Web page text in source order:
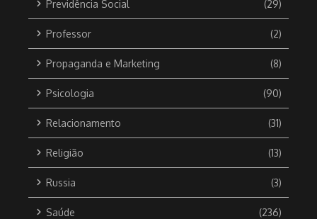
Previdência Social (29)
Professor (2)
Propaganda e Marketing (8)
Psicologia (90)
Relacionamento (31)
Religião (13)
Russia (3)
Saúde (236)